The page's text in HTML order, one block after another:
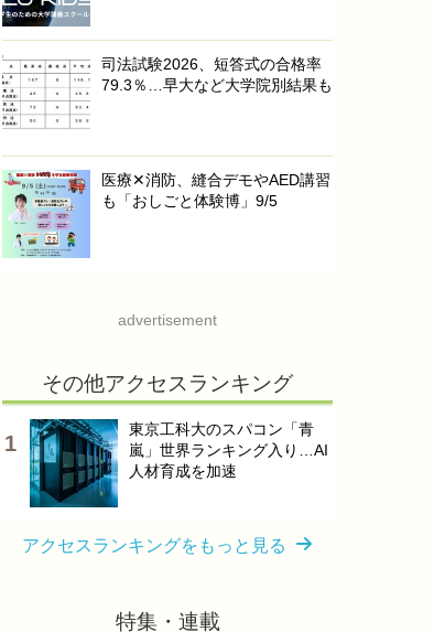
司法試験2026、短答式の合格率
79.3％…早大など大学院別結果も
医療✕消防、縫合デモやAED講習
も「おしごと体験博」9/5
advertisement
その他アクセスランキング
東京工科大のスパコン「青
嵐」世界ランキング入り…AI
人材育成を加速
アクセスランキングをもっと見る
特集・連載